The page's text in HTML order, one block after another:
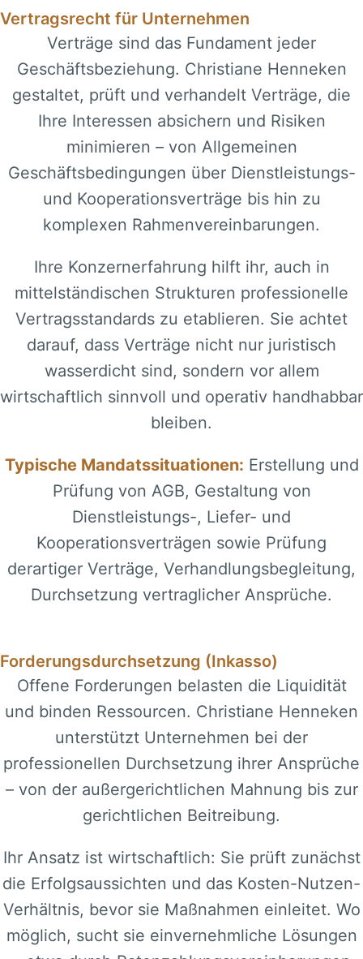
Vertragsrecht für Unternehmen
Verträge sind das Fundament jeder
Geschäftsbeziehung. Christiane Henneken
gestaltet, prüft und verhandelt Verträge, die
Ihre Interessen absichern und Risiken
minimieren – von Allgemeinen
Geschäftsbedingungen über Dienstleistungs-
und Kooperationsverträge bis hin zu
komplexen Rahmenvereinbarungen.
Ihre Konzernerfahrung hilft ihr, auch in
mittelständischen Strukturen professionelle
Vertragsstandards zu etablieren. Sie achtet
darauf, dass Verträge nicht nur juristisch
wasserdicht sind, sondern vor allem
wirtschaftlich sinnvoll und operativ handhabbar
bleiben.
Typische Mandatssituationen: Erstellung und
Prüfung von AGB, Gestaltung von
Dienstleistungs-, Liefer- und
Kooperationsverträgen sowie Prüfung
derartiger Verträge, Verhandlungsbegleitung,
Durchsetzung vertraglicher Ansprüche.
Forderungsdurchsetzung (Inkasso)
Offene Forderungen belasten die Liquidität
und binden Ressourcen. Christiane Henneken
unterstützt Unternehmen bei der
professionellen Durchsetzung ihrer Ansprüche
– von der außergerichtlichen Mahnung bis zur
gerichtlichen Beitreibung.
Ihr Ansatz ist wirtschaftlich: Sie prüft zunächst
die Erfolgsaussichten und das Kosten-Nutzen-
Verhältnis, bevor sie Maßnahmen einleitet. Wo
möglich, sucht sie einvernehmliche Lösungen